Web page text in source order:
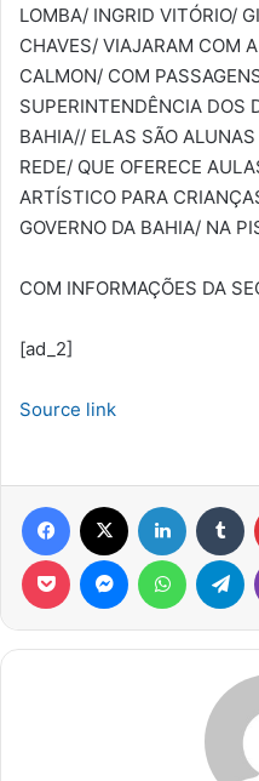
LOMBA/ INGRID VITÓRIO/
CHAVES/ VIAJARAM COM
CALMON/ COM
SUPERINTENDÊNCIA DOS
BAHIA// ELAS SÃO
REDE/ QUE OFERECE
ARTÍSTICO PARA
GOVERNO DA BAHIA/ NA
COM INFORMAÇÕES DA
[ad_2]
Source link
Facebook Linkedin
Pocket MessengerWhatsApp